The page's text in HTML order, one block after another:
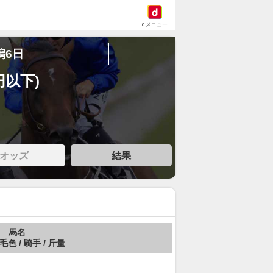
dメニュー
6日
以下)
オッズ 結果
馬名
色 / 騎手 / 斤量